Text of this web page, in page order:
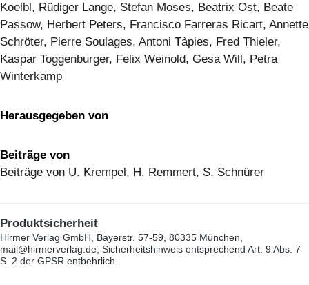
Koelbl, Rüdiger Lange, Stefan Moses, Beatrix Ost, Beate
Passow, Herbert Peters, Francisco Farreras Ricart, Annette
Schröter, Pierre Soulages, Antoni Tàpies, Fred Thieler,
Kaspar Toggenburger, Felix Weinold, Gesa Will, Petra
Winterkamp
Herausgegeben von
Beiträge von
Beiträge von U. Krempel, H. Remmert, S. Schnürer
Produktsicherheit
Hirmer Verlag GmbH, Bayerstr. 57-59, 80335 München,
mail@hirmerverlag.de, Sicherheitshinweis entsprechend Art. 9 Abs. 7
S. 2 der GPSR entbehrlich.